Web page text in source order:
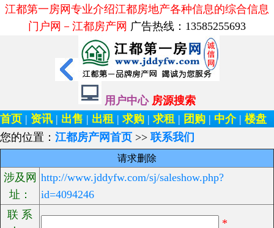
江都第一房网专业介绍江都房地产各种信息的综合信息
门户网－江都房产网 广告热线：13585255693
用户中心 房源搜索
首页 | 资讯 | 出售 | 出租|求购 |求租| 团购 | 中介| 楼盘
您的位置： 江都房产网首页 >> 联系我们
请求删除
涉及网
址：
http://www.jddyfw.com/sj/saleshow.php?
id=4094246
联 系
*